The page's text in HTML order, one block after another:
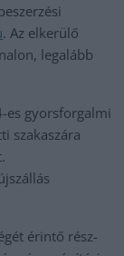
. Az elkerülő
legalább
es gyorsforgalmi
szakaszára
érintő rész-